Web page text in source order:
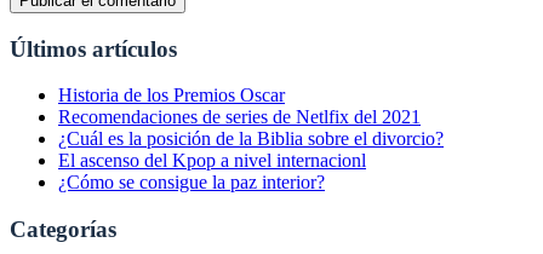
Últimos artículos
Historia de los Premios Oscar
Recomendaciones de series de Netlfix del 2021
¿Cuál es la posición de la Biblia sobre el divorcio?
El ascenso del Kpop a nivel internacionl
¿Cómo se consigue la paz interior?
Categorías